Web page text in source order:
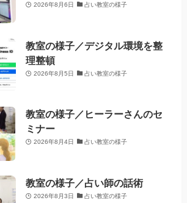
2026年8月6日 占い教室の様子
教室の様子／デジタル環境を整
理整頓
2026年8月5日 占い教室の様子
教室の様子／ヒーラーさんのセ
ミナー
2026年8月4日 占い教室の様子
教室の様子／占い師の話術
2026年8月3日 占い教室の様子